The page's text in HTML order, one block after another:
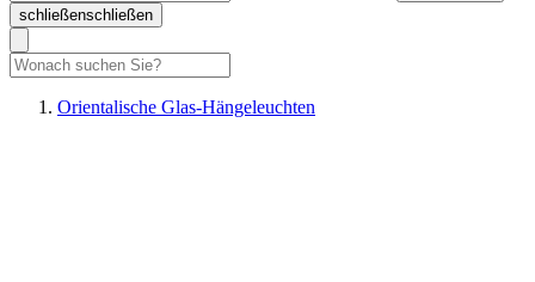
schließenschließen
Orientalische Glas-Hängeleuchten